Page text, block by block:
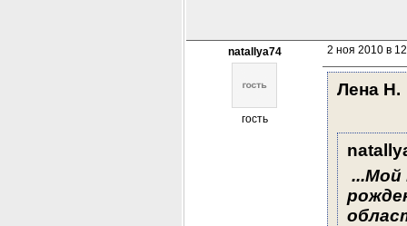
natallya74
гость
2 ноя 2010 в
Лена Н.
...Мой